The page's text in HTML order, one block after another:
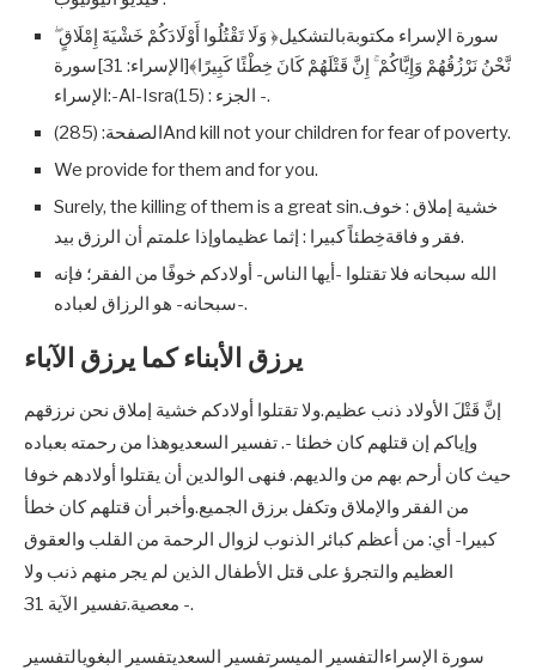
سورة الإسراء مكتوبةبالتشكيل﴿ وَلَا تَقْتُلُوا أَوْلَادَكُمْ خَشْيَةَ إِمْلَاقٍ ۖ
نَّحْنُ نَرْزُقُهُمْ وَإِيَّاكُمْ ۚ إِنَّ قَتْلَهُمْ كَانَ خِطْئًا كَبِيرًا﴾[الإسراء: 31]سورة
:الإسراء-Al-Israالجزء : (15) -.
الصفحة: (285)And kill not your children for fear of poverty.
We provide for them and for you.
Surely, the killing of them is a great sin.خشية إملاق : خوف
فقر و فاقةخِطئاً كبيرا : إثما عظيماوإذا علمتم أن الرزق بيد.
الله سبحانه فلا تقتلوا -أيها الناس- أولادكم خوفًا من الفقر؛ فإنه
-سبحانه- هو الرزاق لعباده.
يرزق الأبناء كما يرزق الآباء
إنَّ قَتْلَ الأولاد ذنب عظيم.ولا تقتلوا أولادكم خشية إملاق نحن نرزقهم
وإياكم إن قتلهم كان خطئا -. تفسير السعديوهذا من رحمته بعباده
حيث كان أرحم بهم من والديهم. فنهى الوالدين أن يقتلوا أولادهم خوفا
من الفقر والإملاق وتكفل برزق الجميع.وأخبر أن قتلهم كان خطأ
كبيرا- أي: من أعظم كبائر الذنوب لزوال الرحمة من القلب والعقوق
العظيم والتجرؤ على قتل الأطفال الذين لم يجر منهم ذنب ولا
معصية.تفسير الآية 31 -.
سورة الإسراءالتفسير الميسرتفسير السعديتفسير البغويالتفسير